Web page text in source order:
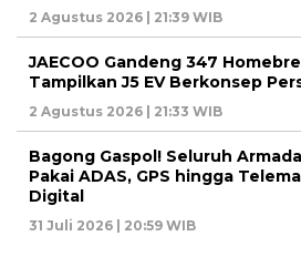
2 Agustus 2026 | 21:39 WIB
JAECOO Gandeng 347
Tampilkan J5 EV Berkonsep
2 Agustus 2026 | 21:33 WIB
Bagong Gaspol! Seluruh
Pakai ADAS, GPS hingga
Digital
31 Juli 2026 | 20:59 WIB